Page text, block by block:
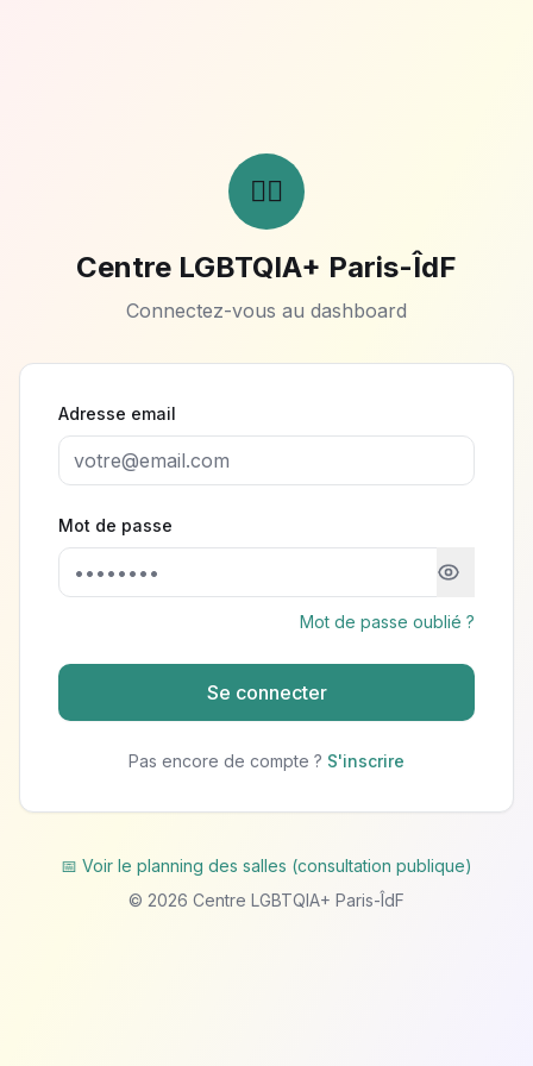
🏳️‍🌈
Centre LGBTQIA+ Paris-ÎdF
Connectez-vous au dashboard
Adresse email
Mot de passe
Mot de passe oublié ?
Se connecter
Pas encore de compte ? S'inscrire
📅 Voir le planning des salles (consultation publique)
© 2026 Centre LGBTQIA+ Paris-ÎdF